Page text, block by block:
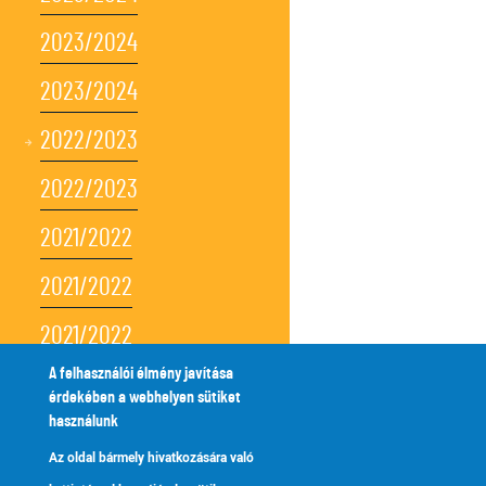
2023/2024
2023/2024
2022/2023
2022/2023
2021/2022
2021/2022
2021/2022
2021/2022
2021/2022
A felhasználói élmény javítása
érdekében a webhelyen sütiket
használunk
Az oldal bármely hivatkozására való